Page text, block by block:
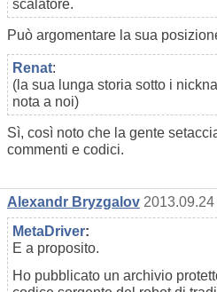
scalatore.
Può argomentare la sua
Renat:
(la sua lunga storia sotto i
nota a noi)
Sì, così noto che la gente
commenti e codici.
Alexandr Bryzgalov 2013.09.24
MetaDriver:
E a proposito.
Ho pubblicato un archivio